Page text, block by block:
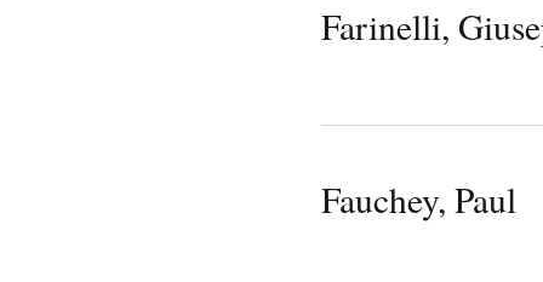
Farinelli,
Fauchey, Paul